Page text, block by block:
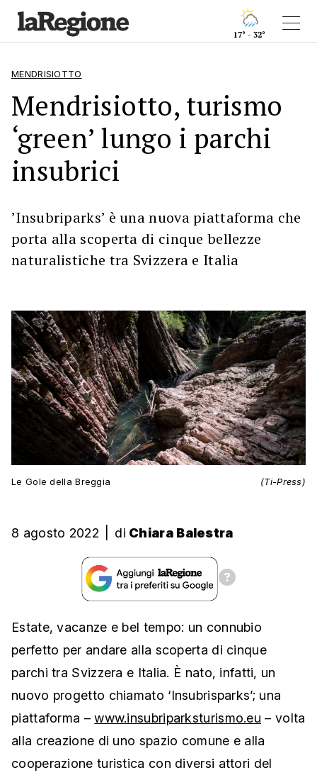
17° - 32°
MENDRISIOTTO
Mendrisiotto, turismo
‘green’ lungo i parchi
insubrici
’Insubriparks’ è una nuova piattaforma che
porta alla scoperta di cinque bellezze
naturalistiche tra Svizzera e Italia
Le Gole della Breggia (Ti-Press)
8 agosto 2022 di Chiara Balestra
Estate, vacanze e bel tempo: un connubio
perfetto per andare alla scoperta di cinque
parchi tra Svizzera e Italia. È nato, infatti, un
nuovo progetto chiamato ‘Insubrisparks’; una
piattaforma –www.insubriparksturismo.eu – volta
alla creazione di uno spazio comune e alla
cooperazione turistica con diversi attori del